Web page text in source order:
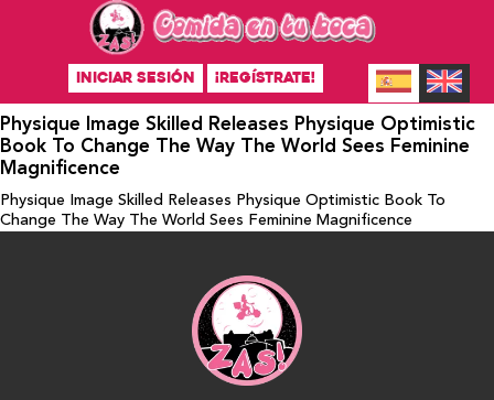
INICIAR SESIÓN ¡REGÍSTRATE!
Physique Image Skilled Releases Physique Optimistic
Book To Change The Way The World Sees Feminine
Magnificence
Physique Image Skilled Releases Physique Optimistic Book To
Change The Way The World Sees Feminine Magnificence